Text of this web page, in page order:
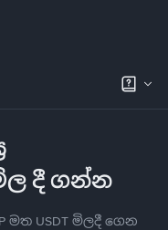
මිල දී ගන්න
මත USDT මිලදී ගෙන